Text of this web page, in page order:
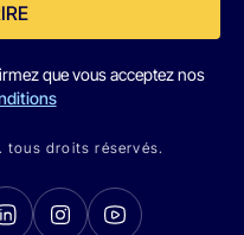
que vous acceptez nos
tous droits réservés.